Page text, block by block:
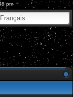
pm
Français